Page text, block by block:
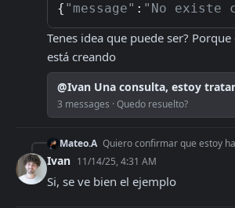
{ "message" : "No existe
Tenes idea que puede ser?
está creando
@Ivan Una consulta, estoy
3 messages · Quedo resuelto?
Mateo.A Quiero confirmar que estoy haciendo bien las cosas. Para poder generar los certificados
Ivan 11/14/25, 4:31 AM
Si, se ve bien el ejemplo